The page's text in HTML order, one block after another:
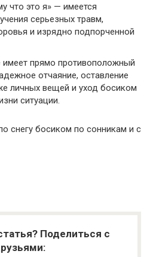
что это я» — имеется
серьезных травм,
и изрядно подпорченной
имеет прямо противоположный
отчаяние, оставление
личных вещей и уход босиком
ситуации.
Поделиться с